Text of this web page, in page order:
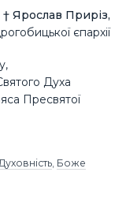
† Ярослав Приріз,
єпархії
Духа
Пресвятої
, Боже